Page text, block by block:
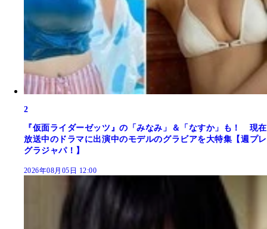
2
『仮面ライダーゼッツ』の「みなみ」＆「なすか」も！ 現在
放送中のドラマに出演中のモデルのグラビアを大特集【週プレ
グラジャパ！】
2026年08月05日 12:00